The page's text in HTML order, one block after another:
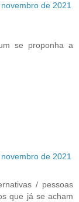
de 2021
se proponha a
de 2021
/ pessoas
que já se acham